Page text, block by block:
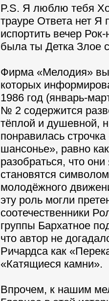
P.S. Я люблю тебя
трауре Ответа нет
испортить вечер
была ты Детка Злое
Фирма «Мелодия»
которых
1986 год (январь-
№ 2 содержится
тёплой и душевной,
понравилась
шансонье», равно
разобраться, что
становятся
молодёжного
эту роль могли
соотечественники
группы Бархатное
что автор не
Ричардса как
«Катящиеся камни».
Впрочем, к нашим